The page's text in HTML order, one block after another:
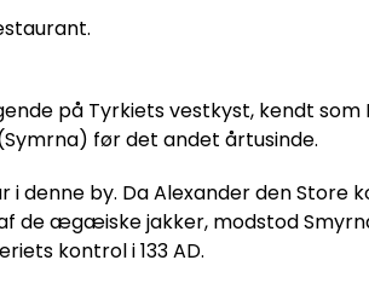
på Tyrkiets vestkyst, kendt
før det andet årtusinde.
by. Da Alexander den Store
de ægæiske jakker, modstod
kontrol i 133 AD.